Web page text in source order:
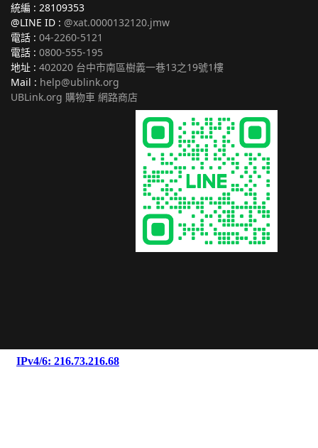
統編 : 28109353
@LINE ID : @xat.0000132120.jmw
電話 : 04-2260-5121
電話 : 0800-555-195
地址 : 402020 台中市南區樹義一巷13之19號1樓
Mail : help@ublink.org
UBLink.org 購物車 網路商店